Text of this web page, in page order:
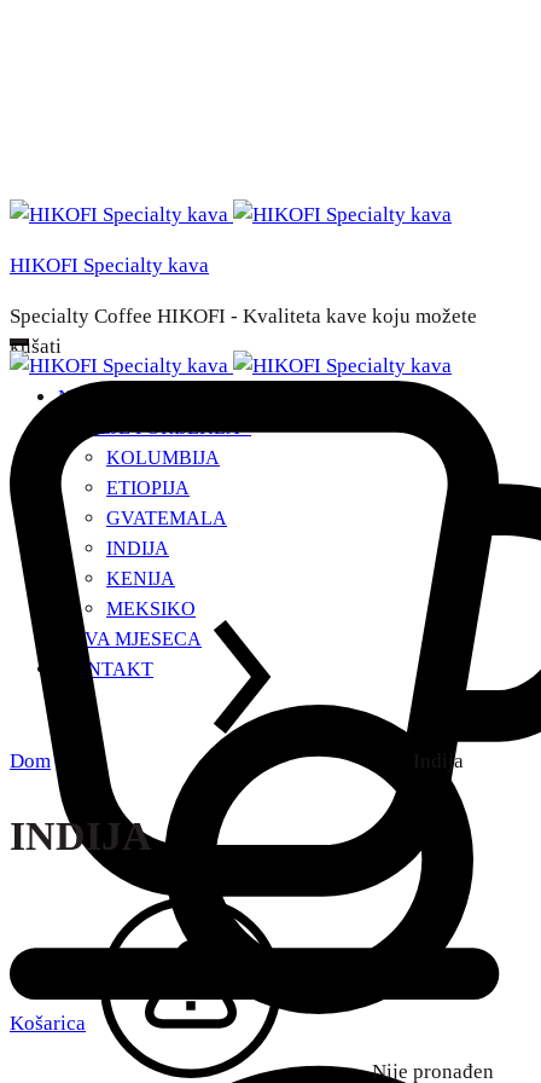
HIKOFI Specialty kava
Specialty Coffee HIKOFI - Kvaliteta kave koju možete
kušati
NAŠE KAVE
ZEMLJE PORIJEKLA+
KOLUMBIJA
ETIOPIJA
GVATEMALA
INDIJA
KENIJA
MEKSIKO
KAVA MJESECA
KONTAKT
Košarica
Dom Indija
INDIJA
Nije pronađen